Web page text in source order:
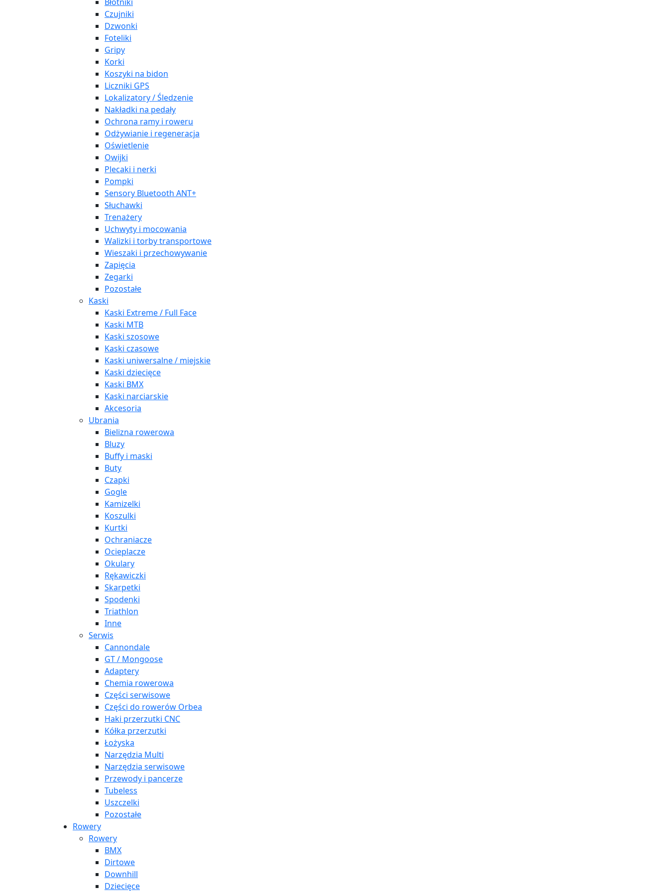
Czujniki
Dzwonki
Foteliki
Gripy
Korki
Koszyki na bidon
Liczniki GPS
Lokalizatory / Śledzenie
Nakładki na pedały
Ochrona ramy i roweru
Odżywianie i regeneracja
Oświetlenie
Owijki
Plecaki i nerki
Pompki
Sensory Bluetooth ANT+
Słuchawki
Trenażery
Uchwyty i mocowania
Walizki i torby transportowe
Wieszaki i przechowywanie
Zapięcia
Zegarki
Pozostałe
Kaski
Kaski Extreme / Full Face
Kaski MTB
Kaski szosowe
Kaski czasowe
Kaski uniwersalne / miejskie
Kaski dziecięce
Kaski BMX
Kaski narciarskie
Akcesoria
Ubrania
Bielizna rowerowa
Bluzy
Buffy i maski
Buty
Czapki
Gogle
Kamizelki
Koszulki
Kurtki
Ochraniacze
Ocieplacze
Okulary
Rękawiczki
Skarpetki
Spodenki
Triathlon
Inne
Serwis
Cannondale
GT / Mongoose
Adaptery
Chemia rowerowa
Części serwisowe
Części do rowerów Orbea
Haki przerzutki CNC
Kółka przerzutki
Łożyska
Narzędzia Multi
Narzędzia serwisowe
Przewody i pancerze
Tubeless
Uszczelki
Pozostałe
Rowery
Rowery
BMX
Dirtowe
Downhill
Dziecięce